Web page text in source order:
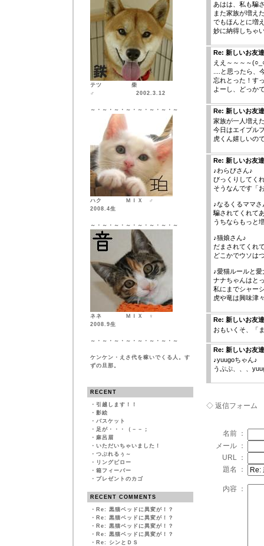
テツ 柴
♂ 2002.3.12
～・～・～・～・～・～・～・～
ハク ＭＩＸ ♂
2008.4生
～・～・～・～・～・～・～・～
ネネ ＭＩＸ ♀
2008.9生
～・～・～・～・～・～・～・～
ケンケン・えさ代を稼いでくる人。す
ずの旦那。
RECENT
・ 引越します！！
・ 影絵
・ バスケット
・ 足が・・・（－－；
・ 麻呂眉
・ いただいちゃいました！
・ つぶれるぅ～
・ リングピロー
・ 箱フィーバー
・ プレゼントのカゴ
RECENT COMMENTS
・ Re: 黒猫ベッドに異変が！？
・ Re: 黒猫ベッドに異変が！？
・ Re: 黒猫ベッドに異変が！？
・ Re: 黒猫ベッドに異変が！？
・ Re: シンとＤＳ
あはは、私も騙
また家族が増え
でもほんとに増
妙に納得しちゃ
Re: 新しいお友
ええ～～～～
....と思ったら、
忘れとった！す
よーし、どっか
Re: 新しいお友
家族が一人増え
今日はエイプル
虎くん嬉しいの
Re: 新しいお友
♪わらびさん♪
びっくりしてく
そうなんです「
♪なるくるママさ
騙されてくれて
うちならもっと
♪猫娘さん♪
だまされてくれ
どこかでウソは
♪愛猫ルールと
ナナちゃんはと
私にまでシャー
虎や竜は興味津
Re: 新しいお友
おもいくそ、「
Re: 新しいお友
♪yuugoちゃん♪
うぷぷ、、、
◇ 返信フォーム
名前 ：
メール ：
URL ：
題名 ：
内容 ：